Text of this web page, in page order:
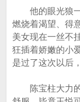
他的眼光狼一
燃烧着渴望、得
美女现在一丝不
狂插着娇嫩的小
是过了这次以后
陈宝柱大力的